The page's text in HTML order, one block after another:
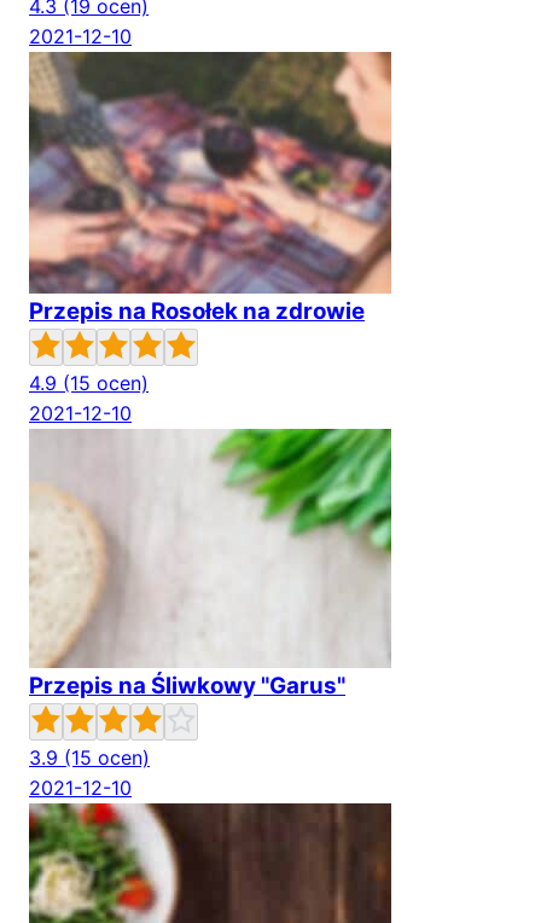
4.3 (19 ocen)
2021-12-10
Przepis na Rosołek na zdrowie
4.9 (15 ocen)
2021-12-10
Przepis na Śliwkowy "Garus"
3.9 (15 ocen)
2021-12-10